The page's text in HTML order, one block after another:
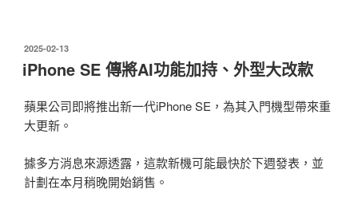
發
佈
於
2025-02-13
iPhone SE 傳將AI功能加持、外型大改款
蘋果公司即將推出新一代iPhone SE，為其入門機型帶來重
大更新。
據多方消息來源透露，這款新機可能最快於下週發表，並
計劃在本月稍晚開始銷售。